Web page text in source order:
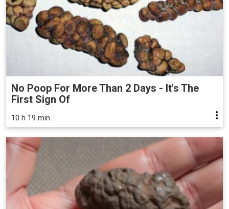
No Poop For More Than 2 Days - It's The
First Sign Of
10 h 19 min